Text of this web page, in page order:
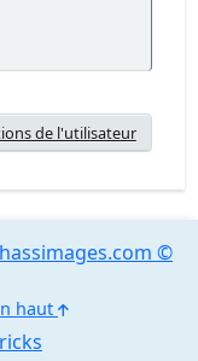
de l'utilisateur
©
haut